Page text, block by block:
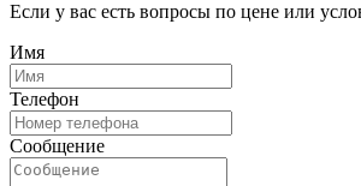
Если у вас есть вопросы по цене или
Имя
Телефон
Сообщение